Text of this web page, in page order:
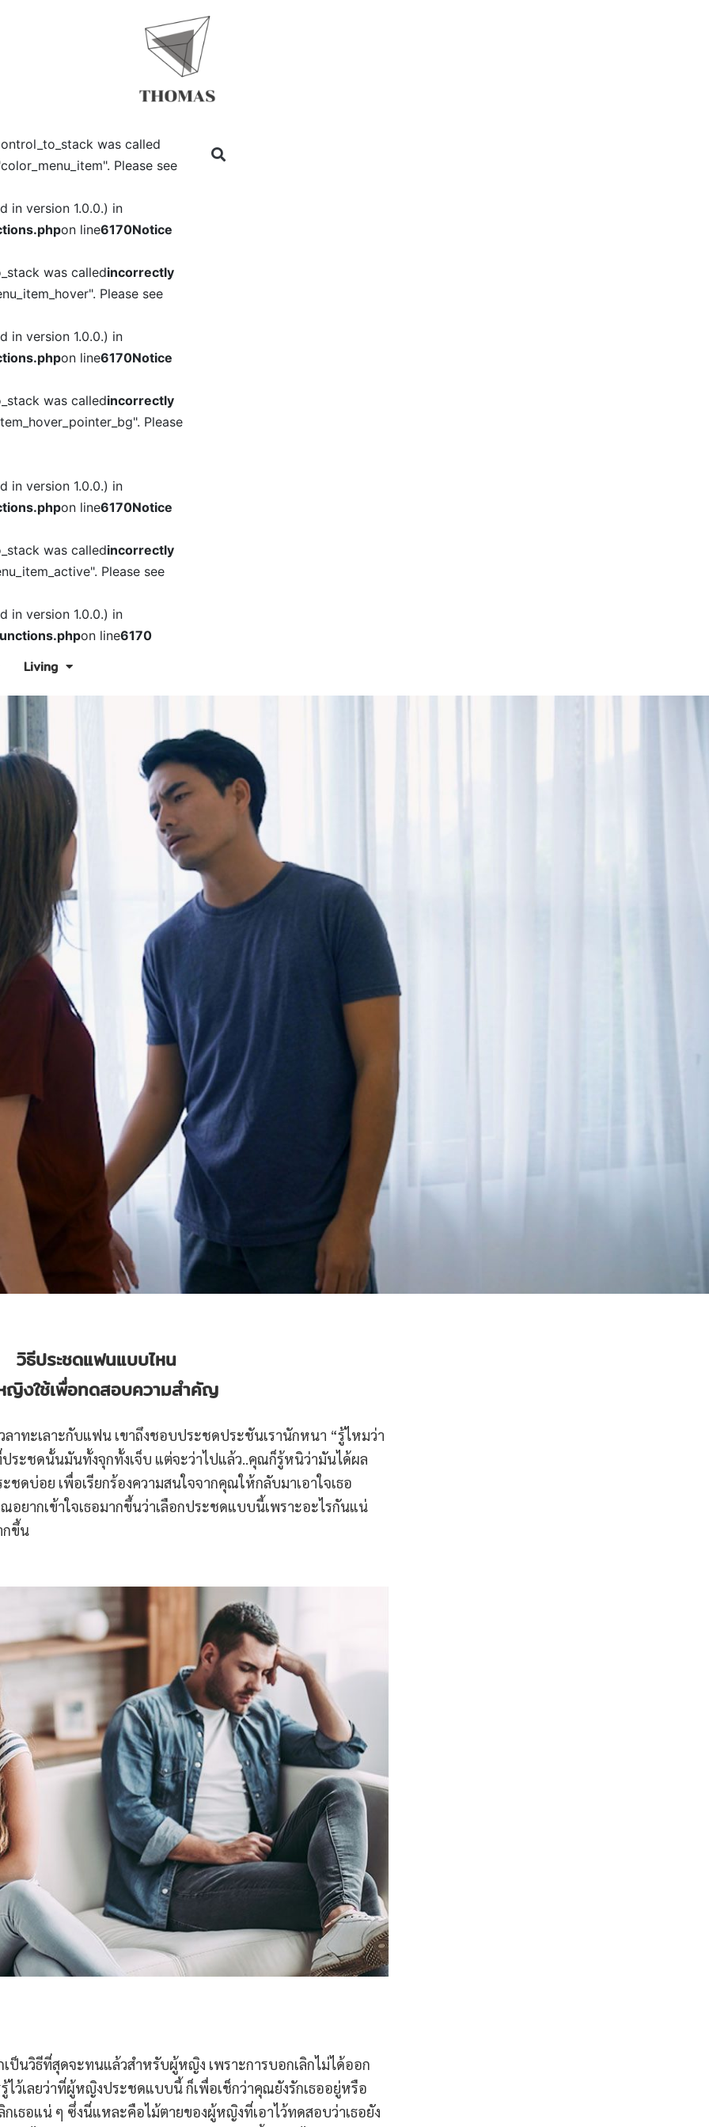
was called
Please see
in version 1.0.0.) in
on line6170Notice
was calledincorrectly
Please see
in version 1.0.0.) in
on line6170Notice
was calledincorrectly
Please
in version 1.0.0.) in
on line6170Notice
was calledincorrectly
Please see
in version 1.0.0.) in
on line6170
Living
วิธีประชดแฟนแบบไหน
ญิงใช้เพื่อทดสอบความสำคัญ
ลาทะเลาะกับแฟน เขาถึงชอบประชดประชันเรานักหนา “รู้ไหมว่า
ประชดนั้นมันทั้งจุกทั้งเจ็บ แต่จะว่าไปแล้ว..คุณก็รู้หนิว่ามันได้ผล
ดบ่อย เพื่อเรียกร้องความสนใจจากคุณให้กลับมาเอาใจเธอ
ยากเข้าใจเธอมากขึ้นว่าเลือกประชดแบบนี้เพราะอะไรกันแน่
กขึ้น
ป็นวิธีที่สุดจะทนแล้วสำหรับผู้หญิง เพราะการบอกเลิกไม่ได้ออก
ไว้เลยว่าที่ผู้หญิงประชดแบบนี้ ก็เพื่อเช็กว่าคุณยังรักเธออยู่หรือ
เธอแน่ ๆ ซึ่งนี่แหละคือไม้ตายของผู้หญิงที่เอาไว้ทดสอบว่าเธอยัง